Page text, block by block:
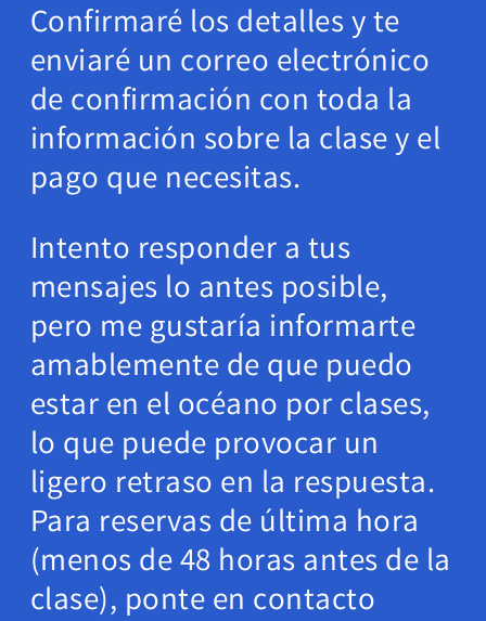
Confirmaré los detalles y te
enviaré un correo electrónico
de confirmación con toda la
información sobre la clase y el
pago que necesitas.
Intento responder a tus
mensajes lo antes posible,
pero me gustaría informarte
amablemente de que puedo
estar en el océano por clases,
lo que puede provocar un
ligero retraso en la respuesta.
Para reservas de última hora
(menos de 48 horas antes de la
clase), ponte en contacto